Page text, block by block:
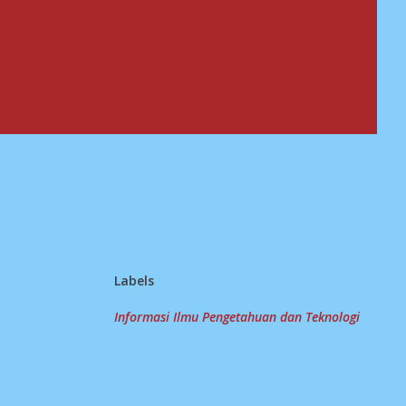
Labels
Informasi Ilmu Pengetahuan dan Teknologi